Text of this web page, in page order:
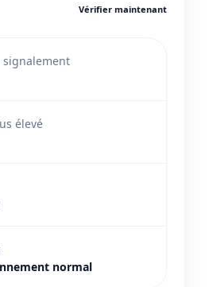
Vérifier maintenant
signalement
élevé
normal